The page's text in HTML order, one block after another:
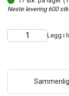
Neste levering 600
Choose
Quantity Legg i